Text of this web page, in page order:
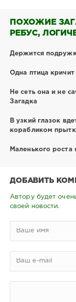
ПОХОЖИЕ
РЕБУС,
Держится
Одна птица
Не сеть она и не
Загадка
В узкий глазок
корабликом
Маленького роста
ДОБАВИТЬ
Автору будет
своей новости.